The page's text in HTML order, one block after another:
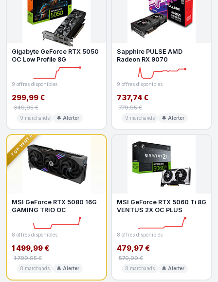
Gigabyte GeForce RTX 5050
OC Low Profile 8G
9 offres disponibles
299,99 €
349,95 €
9 marchands 🔔 Alerter
Sapphire PULSE AMD
Radeon RX 9070
9 offres disponibles
737,74 €
779,95 €
9 marchands 🔔 Alerter
TOP VENTE
MSI GeForce RTX 5080 16G
GAMING TRIO OC
8 offres disponibles
1 499,99 €
1 799,95 €
8 marchands 🔔 Alerter
MSI GeForce RTX 5060 Ti 8G
VENTUS 2X OC PLUS
8 offres disponibles
479,97 €
579,99 €
8 marchands 🔔 Alerter